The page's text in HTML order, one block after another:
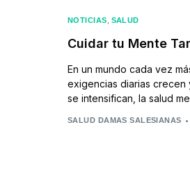
NOTICIAS SALUD
Cuidar tu Mente
En un mundo cada vez
exigencias diarias
se intensifican, la salud
SALUD DAMAS SALESIANAS